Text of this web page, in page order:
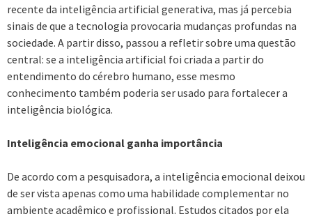
recente da inteligência artificial generativa, mas já percebia
sinais de que a tecnologia provocaria mudanças profundas na
sociedade. A partir disso, passou a refletir sobre uma questão
central: se a inteligência artificial foi criada a partir do
entendimento do cérebro humano, esse mesmo
conhecimento também poderia ser usado para fortalecer a
inteligência biológica.
Inteligência emocional ganha importância
De acordo com a pesquisadora, a inteligência emocional deixou
de ser vista apenas como uma habilidade complementar no
ambiente acadêmico e profissional. Estudos citados por ela